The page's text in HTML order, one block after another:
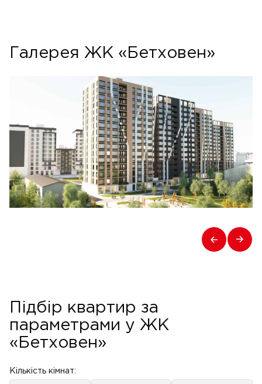
Галерея ЖК «Бетховен»
Підбір квартир за
параметрами у ЖК
«Бетховен»
Кількість кімнат: